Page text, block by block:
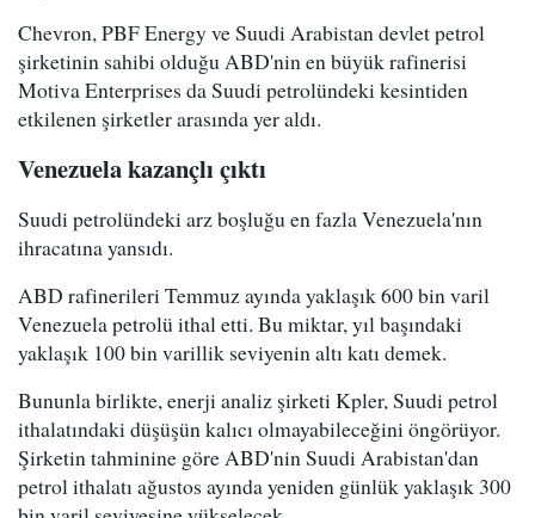
Chevron, PBF Energy ve Suudi Arabistan devlet petrol
şirketinin sahibi olduğu ABD'nin en büyük rafinerisi
Motiva Enterprises da Suudi petrolündeki kesintiden
etkilenen şirketler arasında yer aldı.
Venezuela kazançlı çıktı
Suudi petrolündeki arz boşluğu en fazla Venezuela'nın
ihracatına yansıdı.
ABD rafinerileri Temmuz ayında yaklaşık 600 bin varil
Venezuela petrolü ithal etti. Bu miktar, yıl başındaki
yaklaşık 100 bin varillik seviyenin altı katı demek.
Bununla birlikte, enerji analiz şirketi Kpler, Suudi petrol
ithalatındaki düşüşün kalıcı olmayabileceğini öngörüyor.
Şirketin tahminine göre ABD'nin Suudi Arabistan'dan
petrol ithalatı ağustos ayında yeniden günlük yaklaşık 300